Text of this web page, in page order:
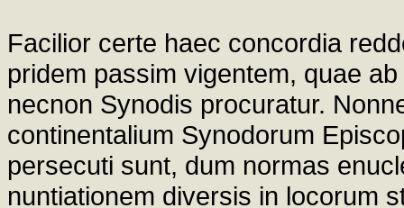
Facilior certe haec concordia
pridem passim vigentem, quae
necnon Synodis procuratur.
continentalium Synodorum
persecuti sunt, dum normas
nuntiationem diversis in locorum